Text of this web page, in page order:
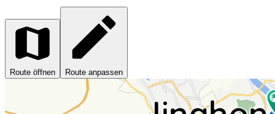
Route öffnen Route anpassen